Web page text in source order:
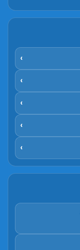
›
›
›
›
›